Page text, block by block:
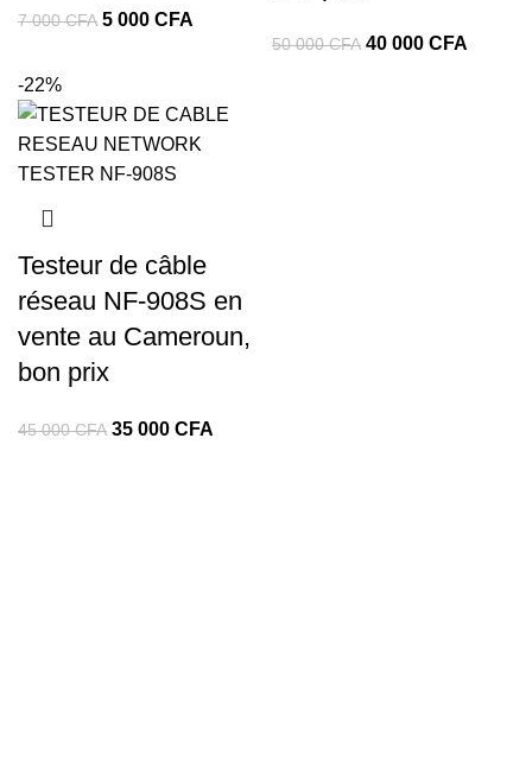
7 000CFA 5 000 CFA
50 000CFA 40 000 CFA
-22%
Testeur de câble
réseau NF-908S en
vente au Cameroun,
bon prix
45 000CFA 35 000 CFA